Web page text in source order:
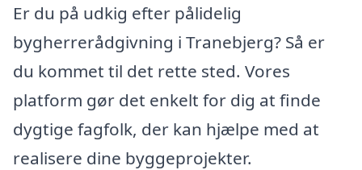
Er du på udkig efter pålidelig
bygherrerådgivning i Tranebjerg? Så er
du kommet til det rette sted. Vores
platform gør det enkelt for dig at finde
dygtige fagfolk, der kan hjælpe med at
realisere dine byggeprojekter.